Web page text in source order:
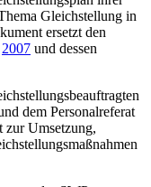
Gleichstellung in
ersetzt den
2007 und dessen
dem Personalreferat
zur Umsetzung,